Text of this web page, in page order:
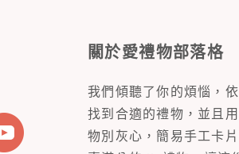
關於愛禮物部落格
我們傾聽了你的煩惱，
找到合適的禮物，並且
物別灰心，簡易手工卡